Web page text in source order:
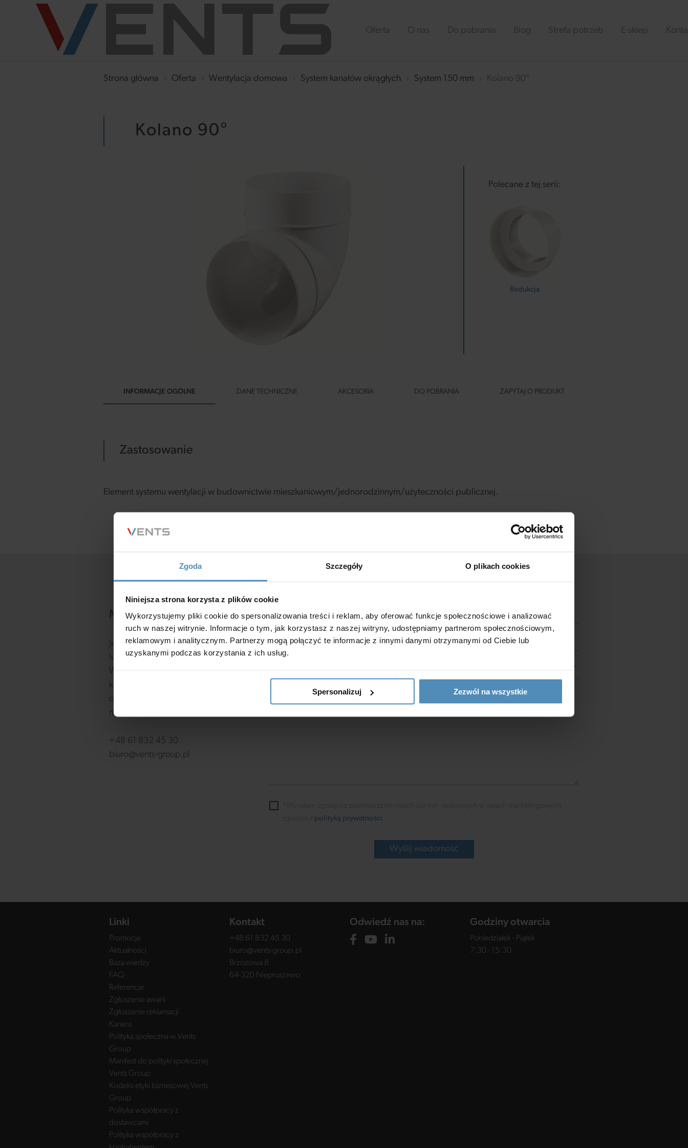
Zgoda Szczegóły O plikach cookies
Niniejsza strona korzysta z plików cookie
Wykorzystujemy pliki cookie do spersonalizowania treści i reklam, aby oferować funkcje społecznościowe i analizować
ruch w naszej witrynie. Informacje o tym, jak korzystasz z naszej witryny, udostępniamy partnerom społecznościowym,
reklamowym i analitycznym. Partnerzy mogą połączyć te informacje z innymi danymi otrzymanymi od Ciebie lub
uzyskanymi podczas korzystania z ich usług.
Spersonalizuj Zezwól na wszystkie
Oferta O nas Do pobrania Blog Strefa potrzeb E-sklep
Strona główna › Oferta › Wentylacja domowa › System kanałów okrągłych › System 150 mm › Kolano 90°
Kolano 90°
Polecane z tej serii:
Redukcja
INFORMACJE OGÓLNE DANE TECHNICZNE AKCESORIA DO POBRANIA ZAPYTAJ O PRODUKT
Zastosowanie
Element systemu wentylacji w budownictwie mieszkaniowym/jednorodzinnym/użyteczności publicznej.
Masz pytania?
Jeśli masz jakiekolwiek pytania, uwagi
lub sugestie, chętnie Ci pomożemy.
Wypełnij poniższy formularz
kontaktowy, a postaramy się
odpowiedzieć na Twoją wiadomość jak
najszybciej.
+48 61 832 45 30
biuro@vents-group.pl
polityką prywatności
Wyślij wiadomość
Linki
Promocje
Aktualności
Baza wiedzy
FAQ
Referencje
Zgłoszenie awarii
Zgłoszenie reklamacji
Kariera
Polityka społeczna w Vents
Group
Manifest do polityki społecznej
Vents Group
Kodeks etyki biznesowej Vents
Group
Polityka współpracy z
dostawcami
Polityka współpracy z
Kontakt
+48 61 832 45 30
biuro@vents-group.pl
Brzozowa 8
64-320 Niepruszewo
Odwiedź nas na: Godziny otwarcia
Poniedziałek - Piątek
7:30 - 15:30